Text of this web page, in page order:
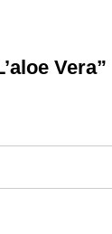
Vera”